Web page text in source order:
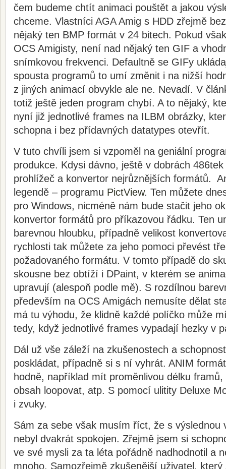
čem budeme chtít animaci pouštět a jakou
chceme. Vlastníci AGA Amig s HDD zřejmě
nějaký ten BMP formát v 24 bitech. Pokud
OCS Amigisty, není nad nějaký ten GIF a
snímkovou frekvenci. Defaultně se GIFy
spousta programů to umí změnit i na nižší
z jiných animací obvykle ale ne. Nevadí. V
totiž ještě jeden program chybí. A to nějaký,
nyní již jednotlivé frames na ILBM obrázky,
schopna i bez přídavných datatypes otevřít.
V tuto chvíli jsem si vzpoměl na geniální
produkce. Kdysi dávno, ještě v dobrách
prohlížeč a konvertor nejrůznějších formátů.
legendě – programu PictView. Ten můžete
pro Windows, nicméně nám bude stačit jeho
konvertor formátů pro příkazovou řádku. Ten
barevnou hloubku, případně velikost
rychlosti tak můžete za jeho pomoci převést
požadovaného formátu. V tomto případě do
skousne bez obtíží i DPaint, v kterém se
upravují (alespoň podle mě). S rozdílnou
především na OCS Amigách nemusíte dělat
má tu výhodu, že klidně každé políčko může
tedy, když jednotlivé frames vypadají hezky v
Dál už vše záleží na zkušenostech a
poskládat, případně si s ní vyhrát. ANIM
hodně, například mít proměnlivou délku
obsah loopovat, atp. S pomocí ulitity Deluxe
i zvuky.
Sám za sebe však musím říct, že s výslednou
nebyl dvakrát spokojen. Zřejmě jsem si
ve své mysli za ta léta pořádně nadhodnotil a
mnoho. Samozřejmě zkušenější uživatel,